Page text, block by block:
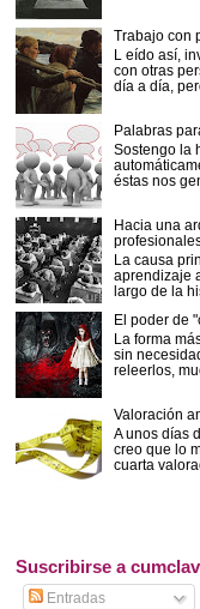
Trabajo con
L eído así,
con otras
día a día,
Palabras
Sostengo la
éstas nos
Hacia una
La causa
aprendizaje
largo de la
El poder de
La forma
sin
releerlos,
Valoración
A unos días
creo que lo
cuarta
Suscribirse a
Entradas